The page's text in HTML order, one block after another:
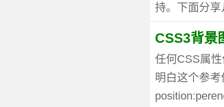
持。下面分
CSS3背景
任何CSS属
明白这个参